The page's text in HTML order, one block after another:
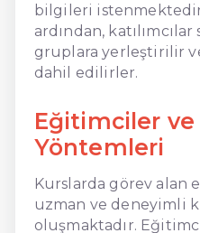
bilgileri
ardından,
gruplara yerleştirilir
dahil edilirler.
Eğitimciler
Yöntemleri
Kurslarda görev alan
uzman ve deneyimli
oluşmaktadır.